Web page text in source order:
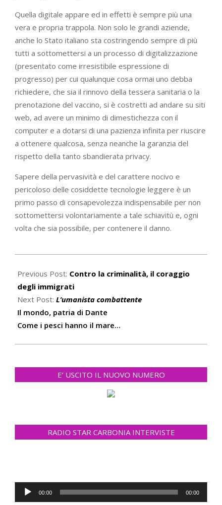
Quella digitale appare ed in effetti è sempre più una
vera e propria trappola. Non solo le grandi aziende,
anche lo Stato italiano sta costringendo sempre di più
tutti a sottomettersi a un processo di digitalizzazione
(presentato come irresistibile espressione di
progresso) per cui qualunque cosa ormai uno debba
richiedere, che sia il rinnovo della tessera sanitaria o la
prenotazione del vaccino, si è costretti ad andare su siti
web, ad avere un minimo di dimestichezza con il
computer e a dotarsi di una pazienza infinita per riuscire
a ottenere qualcosa, senza neanche la garanzia del
rispetto della tanto sbandierata privacy.
Sapere della pervasività e del carattere nocivo e
pericoloso delle cosiddette tecnologie leggere è un
primo passo di consapevolezza indispensabile per non
sottomettersi volontariamente a tale schiavitù e, ogni
volta che sia possibile, per contenere il danno.
08-
05
Previous Post: Contro la criminalità, il coraggio
degli immigrati
Next Post: L’umanista combattente
Il mondo, patria di Dante
Come i pesci hanno il mare…
E’ USCITO IL NUOVO NUMERO
RADIO STAR CARBONIA INTERVISTE
Audio
Player
00:00 00:00